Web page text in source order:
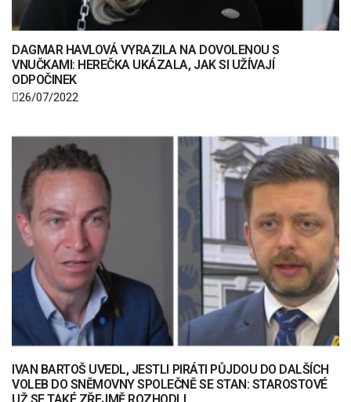
DAGMAR HAVLOVÁ VYRAZILA NA DOVOLENOU S
VNUČKAMI: HEREČKA UKÁZALA, JAK SI UŽÍVAJÍ
ODPOČINEK
26/07/2022
IVAN BARTOŠ UVEDL, JESTLI PIRÁTI PŮJDOU DO DALŠÍCH
VOLEB DO SNĚMOVNY SPOLEČNĚ SE STAN: STAROSTOVÉ